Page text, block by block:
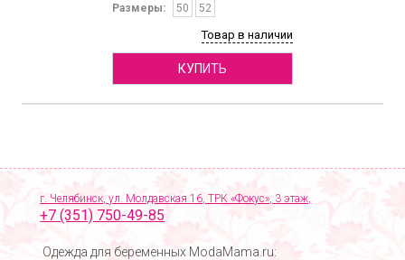
Размеры:
50 52
Товар в наличии
КУПИТЬ
г. Челябинск, ул. Молдавская 16, ТРК «Фокус», 3 этаж,
+7 (351) 750-49-85
Одежда для беременных ModaMama.ru: